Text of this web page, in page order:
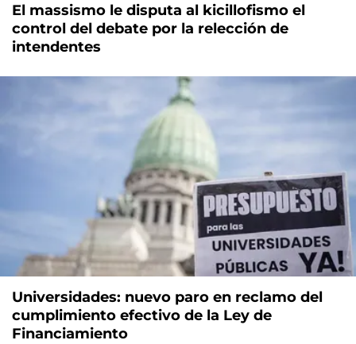
El massismo le disputa al kicillofismo el
control del debate por la relección de
intendentes
Universidades: nuevo paro en reclamo del
cumplimiento efectivo de la Ley de
Financiamiento